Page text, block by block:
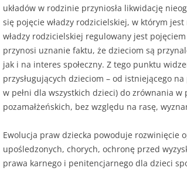
układów w rodzinie przyniosła likwidację
się pojęcie władzy rodzicielskiej, w którym
władzy rodzicielskiej regulowany jest
przynosi uznanie faktu, że dzieciom są
jak i na interes społeczny. Z tego punktu
przysługujących dzieciom – od istniejącego
w pełni dla wszystkich dzieci) do zrównania
pozamałżeńskich, bez względu na rasę,
Ewolucja praw dziecka powoduje rozwinięcie
upośledzonych, chorych, ochronę przed
prawa karnego i penitencjarnego dla dzieci